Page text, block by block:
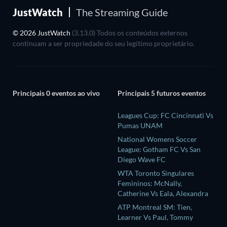
JustWatch The Streaming Guide
© 2026 JustWatch (3.13.0) Todos os conteúdos externos
continuam a ser propriedade do seu legítimo proprietário.
Principais 0 eventos ao vivo Principais 5 futuros eventos
Leagues Cup: FC Cincinnati Vs
Pumas UNAM
National Womens Soccer
League: Gotham FC Vs San
Diego Wave FC
WTA Toronto Singulares
Femininos: McNally,
Catherine Vs Eala, Alexandra
ATP Montreal SM: Tien,
Learner Vs Paul, Tommy